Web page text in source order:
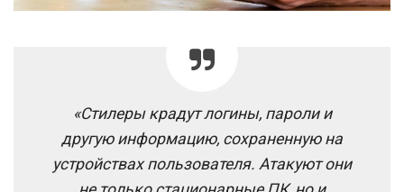
«Стилеры крадут логины, пароли и
другую информацию, сохраненную на
устройствах пользователя. Атакуют они